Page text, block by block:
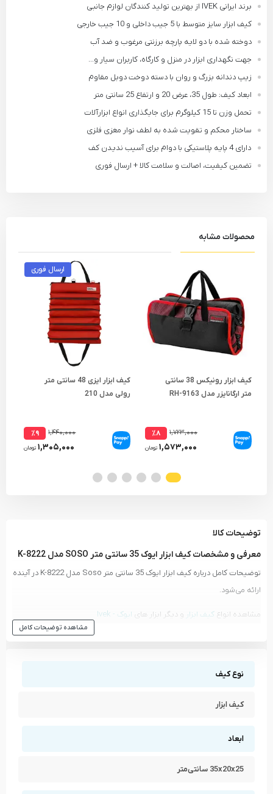
برند ایرانی IVEK از بهترین تولید کنندگان لوازم جانبی
کیف ابزار سایز متوسط با 5 جیب داخلی و 10 جیب خارجی
دوخته شده با دو لایه پارچه برزنتی مرغوب و ضد آب
جهت نگهداری ابزار در منزل و کارگاه، کاربران سیار و...
زیپ دندانه بزرگ و روان با دسته دوخت دوبل مقاوم
ابعاد کیف: طول 35، عرض 20 و ارتفاع 25 سانتی متر
تحمل وزن تا 15 کیلوگرم برای جایگذاری انواع ابزارآلات
ساختار محکم و تقویت شده به لطف نوار مغزی فلزی
دارای 4 پایه پلاستیکی با دوام برای آسیب ندیدن کف
تضمین کیفیت، اصالت و سلامت کالا + ارسال فوری
محصولات مشابه
کیف ابزار رونیکس 38 سانتی
متر ارگانایزر مدل RH-9163
۱,۷۲۳,۰۰۰ ٪۸
۱,۵۷۳,۰۰۰ تومان
ارسال فوری
کیف ابزار ایزی 48 سانتی متر
رولی مدل 210
۱,۴۴۰,۰۰۰ ٪۹
۱,۳۰۵,۰۰۰ تومان
توضیحات کالا
معرفی و مشخصات کیف ابزار ایوک 35 سانتی متر SOSO مدل K-8222
توضیحات کامل درباره کیف ابزار ایوک 35 سانتی متر Soso مدل K-8222 در آینده
ارائه می‌شود.
مشاهده انواعکیف ابزار و دیگر ابزار های ایوک - Ivek
مشاهده توضیحات کامل
نوع کیف
کیف ابزار
ابعاد
35x20x25 سانتی‌متر